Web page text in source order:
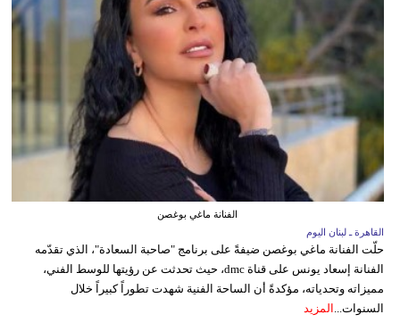
الفنانة ماغي بوغصن
القاهرة ـ لبنان اليوم
حلّت الفنانة ماغي بوغصن ضيفةً على برنامج "صاحبة السعادة"، الذي تقدّمه
الفنانة إسعاد يونس على قناة dmc، حيث تحدثت عن رؤيتها للوسط الفني،
مميزاته وتحدياته، مؤكدةً أن الساحة الفنية شهدت تطوراً كبيراً خلال
السنوات... المزيد